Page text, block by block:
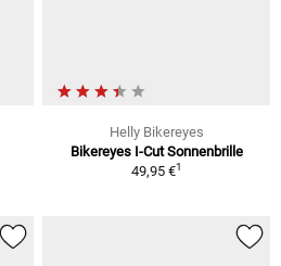
Helly Bikereyes
Bikereyes I-Cut Sonnenbrille
49,95 €1